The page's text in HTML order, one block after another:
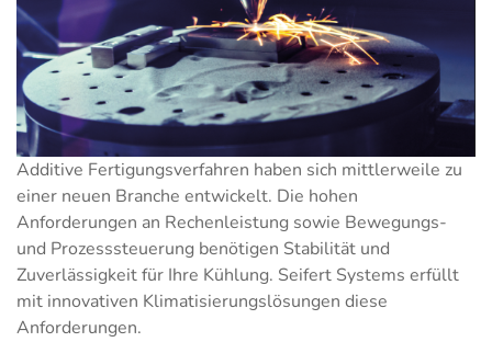
Additive Fertigungsverfahren haben sich mittlerweile zu
einer neuen Branche entwickelt. Die hohen
Anforderungen an Rechenleistung sowie Bewegungs-
und Prozesssteuerung benötigen Stabilität und
Zuverlässigkeit für Ihre Kühlung. Seifert Systems erfüllt
mit innovativen Klimatisierungslösungen diese
Anforderungen.